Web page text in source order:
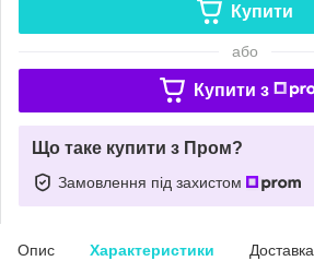
Купити
або
Купити з
Що таке купити з Пром?
Замовлення під захистом
Опис Характеристики Доставка